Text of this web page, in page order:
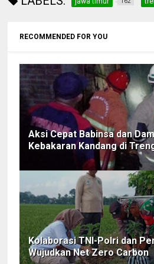
RECOMMENDED FOR YOU
Aksi Cepat Babinsa dan
Kebakaran Kandang di
Kolaborasi TNI-Polri dan
Wujudkan Net Zero Carbon